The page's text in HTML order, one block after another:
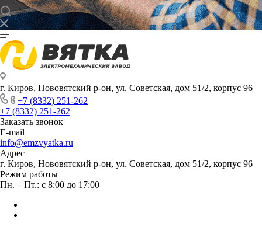
г. Киров, Нововятский р-он, ул. Советская, дом 51/2, корпус 96
+7 (8332) 251-262
+7 (8332) 251-262
Заказать звонок
E-mail
info@emzvyatka.ru
Адрес
г. Киров, Нововятский р-он, ул. Советская, дом 51/2, корпус 96
Режим работы
Пн. – Пт.: с 8:00 до 17:00